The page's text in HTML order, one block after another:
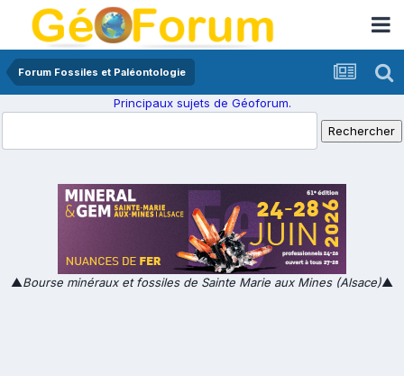
Forum Fossiles et Paléontologie
Principaux sujets de Géoforum.
▲Bourse minéraux et fossiles de Sainte Marie aux Mines (Alsace)▲